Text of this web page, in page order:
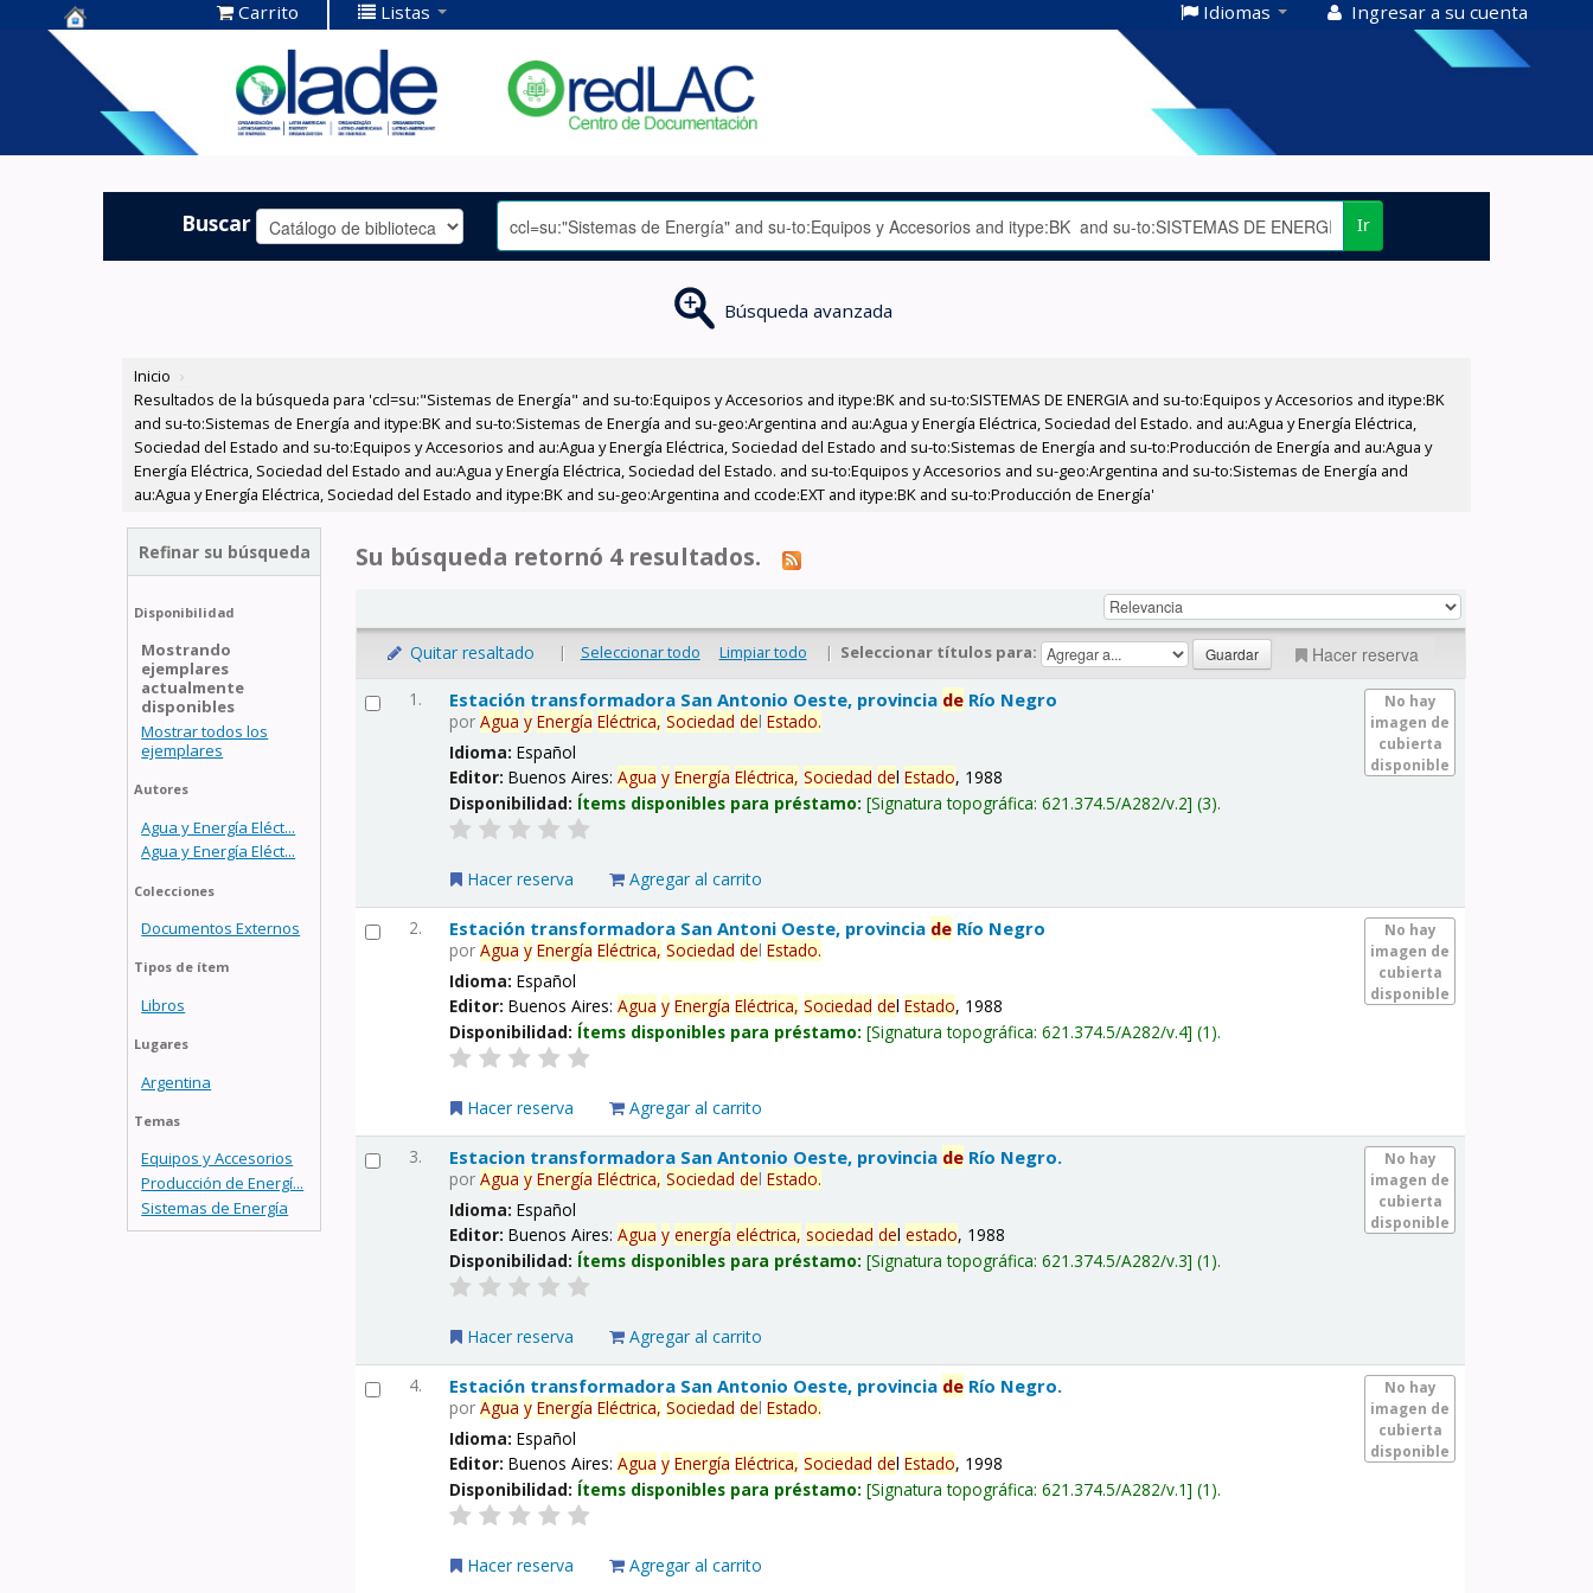
Centro de
Documentación
OLADE -
Carrito Listas Idiomas Ingresar a su cuenta
Buscar Ir
Búsqueda avanzada
Inicio ›
Resultados de la búsqueda para 'ccl=su:"Sistemas de Energía" and su-to:Equipos y Accesorios and itype:BK and su-to:SISTEMAS DE ENERGIA and su-to:Equipos y Accesorios and itype:BK
and su-to:Sistemas de Energía and itype:BK and su-to:Sistemas de Energía and su-geo:Argentina and au:Agua y Energía Eléctrica, Sociedad del Estado. and au:Agua y Energía Eléctrica,
Sociedad del Estado and su-to:Equipos y Accesorios and au:Agua y Energía Eléctrica, Sociedad del Estado and su-to:Sistemas de Energía and su-to:Producción de Energía and au:Agua y
Energía Eléctrica, Sociedad del Estado and au:Agua y Energía Eléctrica, Sociedad del Estado. and su-to:Equipos y Accesorios and su-geo:Argentina and su-to:Sistemas de Energía and
au:Agua y Energía Eléctrica, Sociedad del Estado and itype:BK and su-geo:Argentina and ccode:EXT and itype:BK and su-to:Producción de Energía'
Refinar su búsqueda
Disponibilidad
Mostrando
ejemplares
actualmente
disponibles
Mostrar todos los
ejemplares
Autores
Agua y Energía Eléct...
Agua y Energía Eléct...
Colecciones
Documentos Externos
Tipos de ítem
Libros
Lugares
Argentina
Temas
Equipos y Accesorios
Producción de Energí...
Sistemas de Energía
Su búsqueda retornó 4 resultados.
Quitar resaltado | Seleccionar todo Limpiar todo | Seleccionar títulos para: Hacer reserva
1.
No hay
imagen de
cubierta
disponible
Estación transformadora San Antonio Oeste, provincia de Río Negro
porAgua y Energía Eléctrica, Sociedad delEstado.
Idioma:Español
Editor:Buenos Aires:Agua y Energía Eléctrica, Sociedad delEstado, 1988
Disponibilidad: Ítems disponibles para préstamo: Signatura topográfica:621.374.5/A282/v.2 (3).
Hacer reserva Agregar al carrito
2.
No hay
imagen de
cubierta
disponible
Estación transformadora San Antoni Oeste, provincia de Río Negro
porAgua y Energía Eléctrica, Sociedad delEstado.
Idioma:Español
Editor:Buenos Aires:Agua y Energía Eléctrica, Sociedad delEstado, 1988
Disponibilidad: Ítems disponibles para préstamo: Signatura topográfica:621.374.5/A282/v.4 (1).
Hacer reserva Agregar al carrito
3.
No hay
imagen de
cubierta
disponible
Estacion transformadora San Antonio Oeste, provincia de Río Negro.
porAgua y Energía Eléctrica, Sociedad delEstado.
Idioma:Español
Editor:Buenos Aires:Agua y energía eléctrica, sociedad delestado, 1988
Disponibilidad: Ítems disponibles para préstamo: Signatura topográfica:621.374.5/A282/v.3 (1).
Hacer reserva Agregar al carrito
4.
No hay
imagen de
cubierta
disponible
Estación transformadora San Antonio Oeste, provincia de Río Negro.
porAgua y Energía Eléctrica, Sociedad delEstado.
Idioma:Español
Editor:Buenos Aires:Agua y Energía Eléctrica, Sociedad delEstado, 1998
Disponibilidad: Ítems disponibles para préstamo: Signatura topográfica:621.374.5/A282/v.1 (1).
Hacer reserva Agregar al carrito